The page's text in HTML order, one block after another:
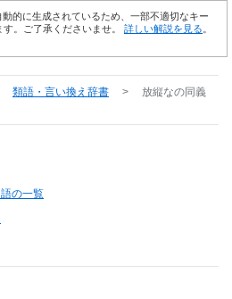
的に生成されているため、一部不適切なキー
。ご了承くださいませ。 詳しい解説を見る。
類語・言い換え辞書 > 放縦なの同義
の一覧